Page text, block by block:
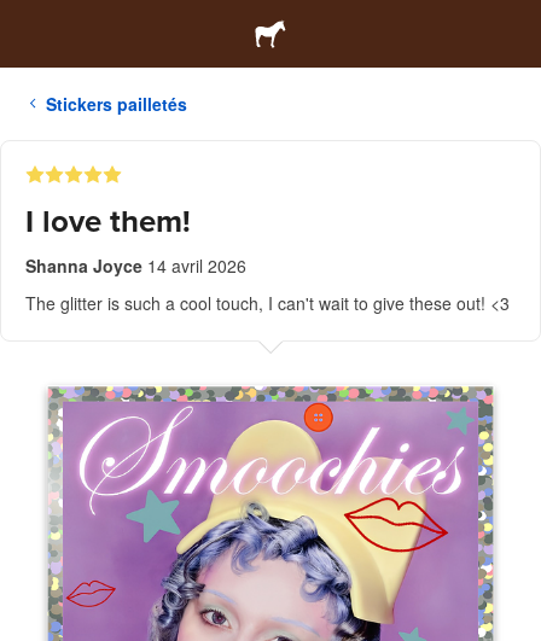
Stickers pailletés
I love them!
Shanna Joyce 14 avril 2026
The glitter is such a cool touch, I can't wait to give these out! <3